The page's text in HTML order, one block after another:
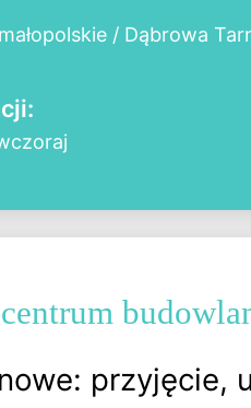
/ Dąbrowa
przyjęcie,